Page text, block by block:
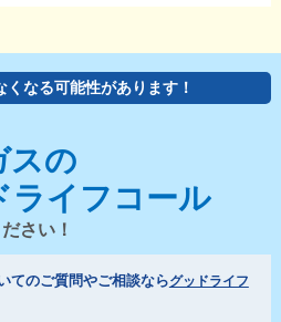
なる可能性があります！
スの
ライフコール
さい！
てのご質問やご相談ならグッドライフ